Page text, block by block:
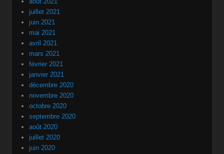
juillet 2021
juin 2021
mai 2021
avril 2021
mars 2021
février 2021
janvier 2021
décembre 2020
novembre 2020
octobre 2020
septembre 2020
août 2020
juillet 2020
juin 2020